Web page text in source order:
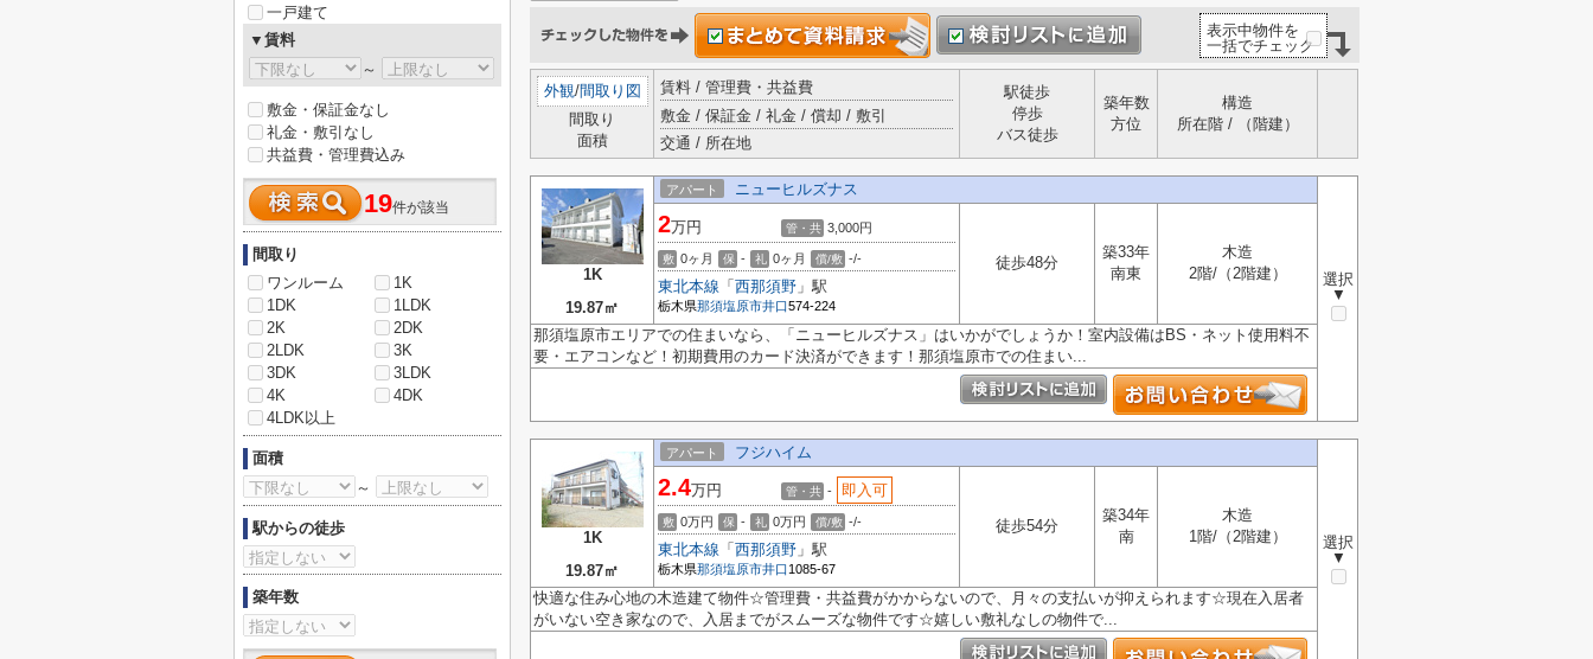
表示中物件を
一括でチェック
外観/間取り図
間取り
面積
賃料 / 管理費・共益費
敷金 / 保証金 / 礼金 / 償却 / 敷引
交通 / 所在地
駅徒歩
停歩
バス徒歩
築年数
方位
構造
所在階 / （階建）
1K
19.87㎡
アパート ニューヒルズナス
選択
▼
2万円 管・共 3,000円
敷 0ヶ月 保 - 礼 0ヶ月 償/敷 -/-
東北本線 「 西那須野 」駅
栃木県那須塩原市井口 574-224
徒歩48分
築33年
南東
木造
2階/（2階建）
那須塩原市エリアでの住まいなら、「ニューヒルズナス」はいかがでしょうか！室内設備はBS・ネット使用料不
要・エアコンなど！初期費用のカード決済ができます！那須塩原市での住まい...
1K
19.87㎡
アパート フジハイム
選択
▼
2.4万円 管・共 - 即入可
敷 0万円 保 - 礼 0万円 償/敷 -/-
東北本線 「 西那須野 」駅
栃木県那須塩原市井口 1085-67
徒歩54分
築34年
南
木造
1階/（2階建）
快適な住み心地の木造建て物件☆管理費・共益費がかからないので、月々の支払いが抑えられます☆現在入居者
がいない空き家なので、入居までがスムーズな物件です☆嬉しい敷礼なしの物件で...
一戸建て
▼賃料
～
敷金・保証金なし
礼金・敷引なし
共益費・管理費込み
19件が該当
間取り
ワンルーム
1K
1DK
1LDK
2K
2DK
2LDK
3K
3DK
3LDK
4K
4DK
4LDK以上
面積
～
駅からの徒歩
築年数